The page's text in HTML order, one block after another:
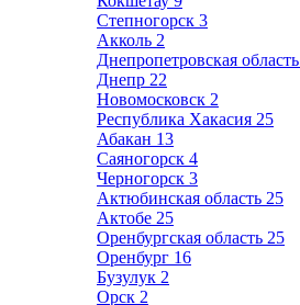
Степногорск 3
Акколь 2
Днепропетровская область
Днепр 22
Новомосковск 2
Республика Хакасия 25
Абакан 13
Саяногорск 4
Черногорск 3
Актюбинская область 25
Актобе 25
Оренбургская область 25
Оренбург 16
Бузулук 2
Орск 2